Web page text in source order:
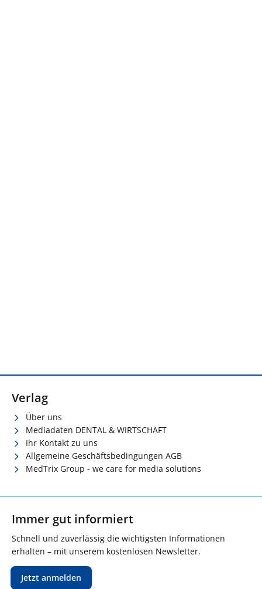
Verlag
Über uns
Mediadaten DENTAL & WIRTSCHAFT
Ihr Kontakt zu uns
Allgemeine Geschäftsbedingungen AGB
MedTrix Group - we care for media solutions
Immer gut informiert
Schnell und zuverlässig die wichtigsten Informationen
erhalten – mit unserem kostenlosen Newsletter.
Jetzt anmelden